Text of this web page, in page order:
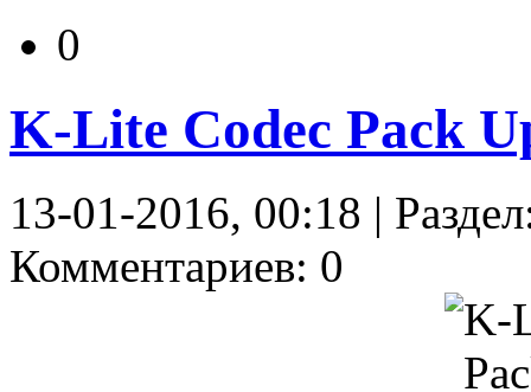
0
K-Lite Codec Pack
13-01-2016, 00:18 |
Комментариев: 0